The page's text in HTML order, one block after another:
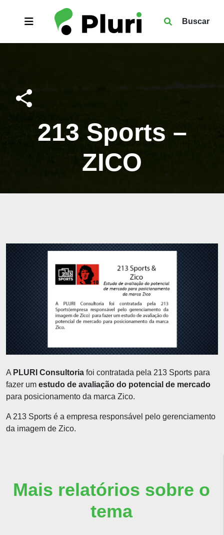
Buscar
213 Sports –
ZICO
A PLURI Consultoria foi contratada pela 213 Sports para
fazer um estudo de avaliação do potencial de mercado
para posicionamento da marca Zico.
A 213 Sports é a empresa responsável pelo gerenciamento
da imagem de Zico.
Mais relatórios sobre o
tema